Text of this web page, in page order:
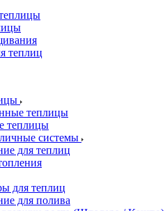
теплиц
теплицы
теплицы
системы
для теплиц
для теплиц
для полива